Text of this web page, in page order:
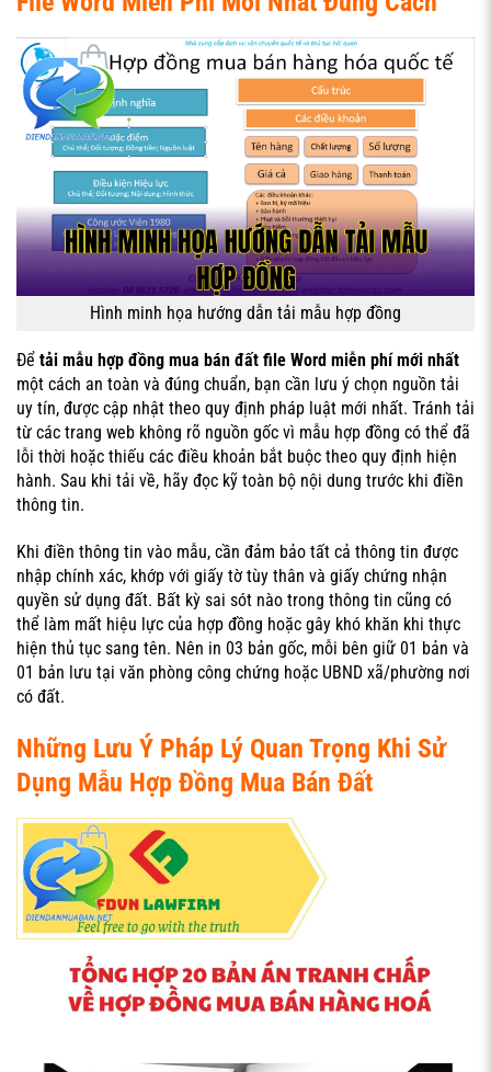
Hình minh họa hướng dẫn tải mẫu hợp đồng
Để tải mẫu hợp đồng mua bán đất file Word miễn phí mới nhất
một cách an toàn và đúng chuẩn, bạn cần lưu ý chọn nguồn tải
uy tín, được cập nhật theo quy định pháp luật mới nhất. Tránh tải
từ các trang web không rõ nguồn gốc vì mẫu hợp đồng có thể đã
lỗi thời hoặc thiếu các điều khoản bắt buộc theo quy định hiện
hành. Sau khi tải về, hãy đọc kỹ toàn bộ nội dung trước khi điền
thông tin.
Khi điền thông tin vào mẫu, cần đảm bảo tất cả thông tin được
nhập chính xác, khớp với giấy tờ tùy thân và giấy chứng nhận
quyền sử dụng đất. Bất kỳ sai sót nào trong thông tin cũng có
thể làm mất hiệu lực của hợp đồng hoặc gây khó khăn khi thực
hiện thủ tục sang tên. Nên in 03 bản gốc, mỗi bên giữ 01 bản và
01 bản lưu tại văn phòng công chứng hoặc UBND xã/phường nơi
có đất.
Những Lưu Ý Pháp Lý Quan Trọng Khi Sử
Dụng Mẫu Hợp Đồng Mua Bán Đất